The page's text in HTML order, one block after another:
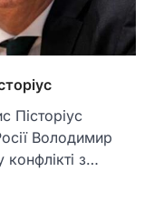
Пісторіус
Володимир
конфлікті з…